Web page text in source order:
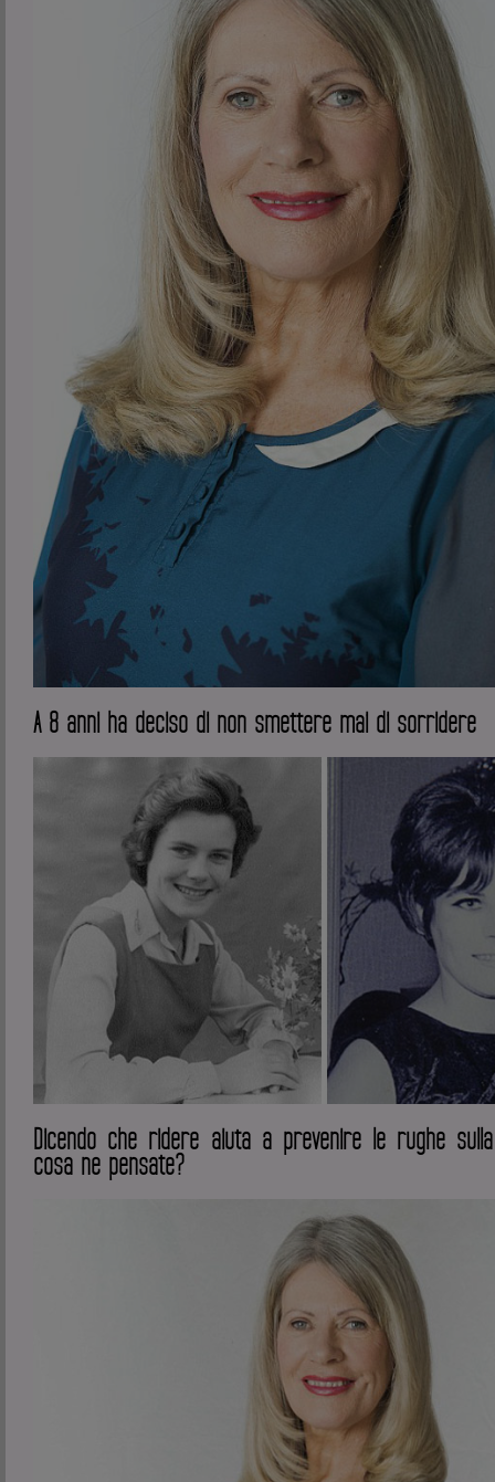
A 8 anni ha deciso di non smettere mai di sorridere
Dicendo che ridere aiuta a prevenire le rughe
cosa ne pensate?